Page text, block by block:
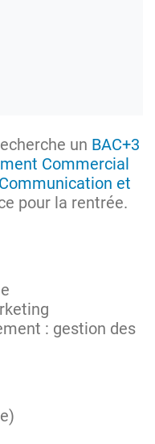
un BAC+3
Commercial
et
pour la rentrée.
: gestion des